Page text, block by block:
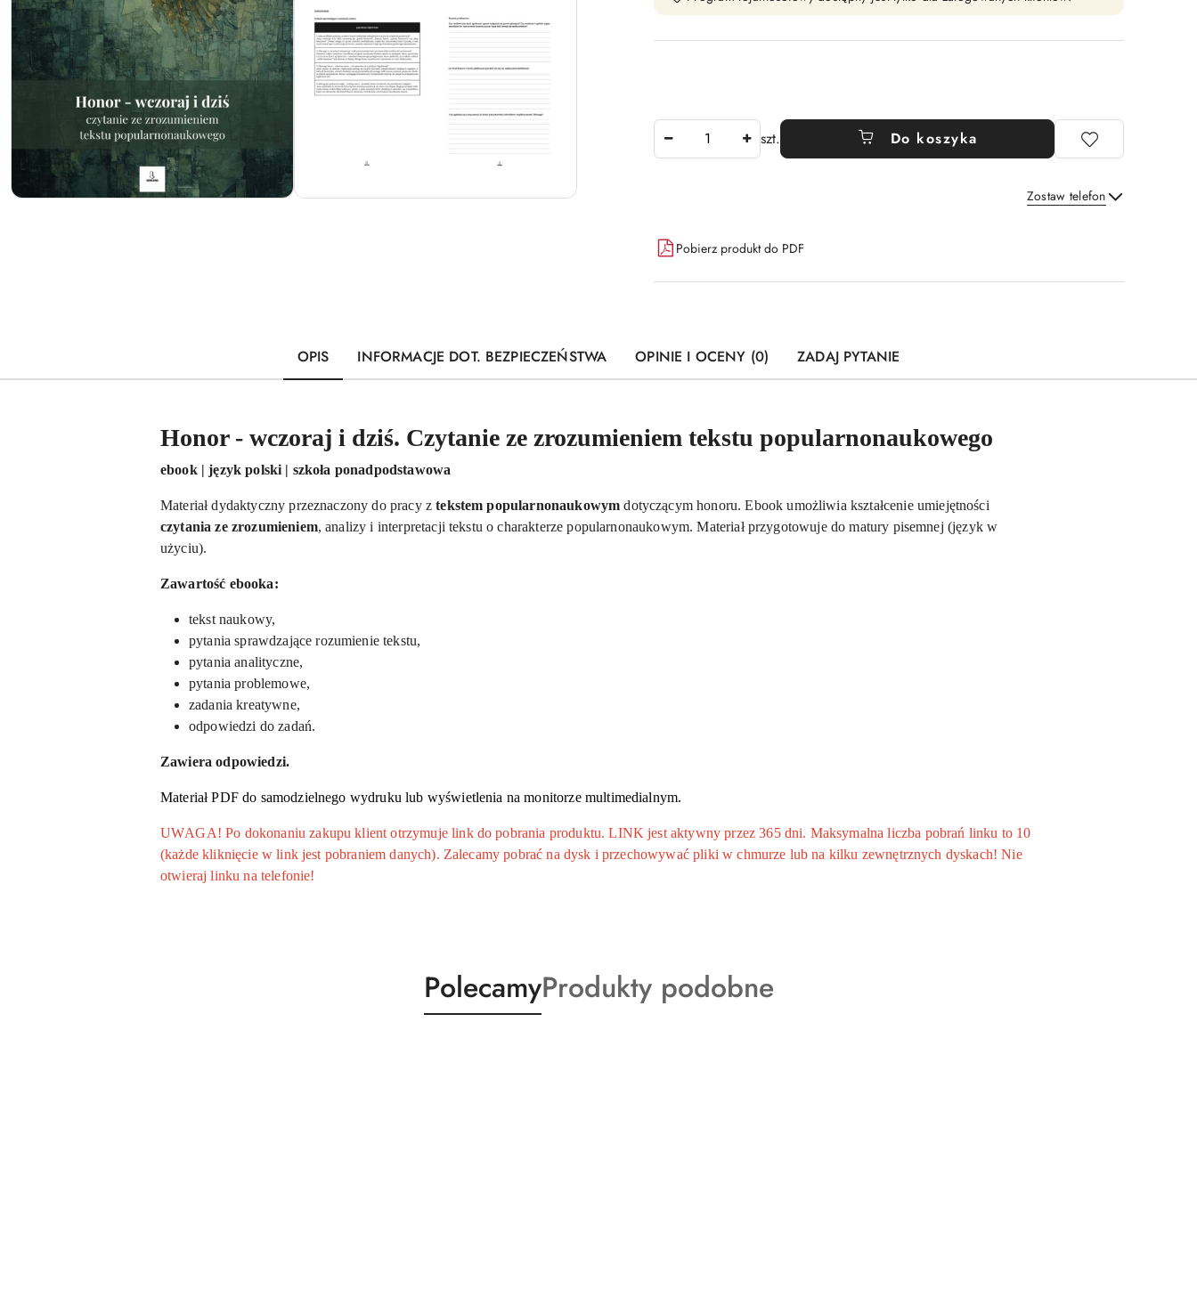
szt. Do koszyka
Zostaw telefon
Dostępność
i
dostawa
Pobierz produkt do PDF
OPIS INFORMACJE DOT. BEZPIECZEŃSTWA OPINIE I OCENY (0) ZADAJ PYTANIE
Honor - wczoraj i dziś. Czytanie ze zrozumieniem tekstu popularnonaukowego
ebook | język polski | szkoła ponadpodstawowa
Materiał dydaktyczny przeznaczony do pracy ztekstem popularnonaukowym dotyczącym honoru. Ebook umożliwia kształcenie umiejętności
czytania ze zrozumieniem, analizy i interpretacji tekstu o charakterze popularnonaukowym. Materiał przygotowuje do matury pisemnej (język w
użyciu).
Zawartość ebooka:
tekst naukowy,
pytania sprawdzające rozumienie tekstu,
pytania analityczne,
pytania problemowe,
zadania kreatywne,
odpowiedzi do zadań.
Zawiera odpowiedzi.
Materiał PDF do samodzielnego wydruku lub wyświetlenia na monitorze multimedialnym.
UWAGA! Po dokonaniu zakupu klient otrzymuje link do pobrania produktu. LINK jest aktywny przez 365 dni. Maksymalna liczba pobrań linku to 10
(każde kliknięcie w link jest pobraniem danych). Zalecamy pobrać na dysk i przechowywać pliki w chmurze lub na kilku zewnętrznych dyskach! Nie
otwieraj linku na telefonie!
Produkty
o
PolecamyProdukty
o
Produkty podobne